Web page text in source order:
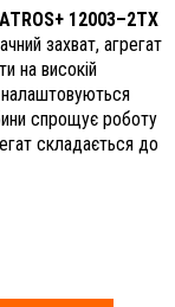
12003–2TX
захват, агрегат
на високій
спрощує роботу
складається до